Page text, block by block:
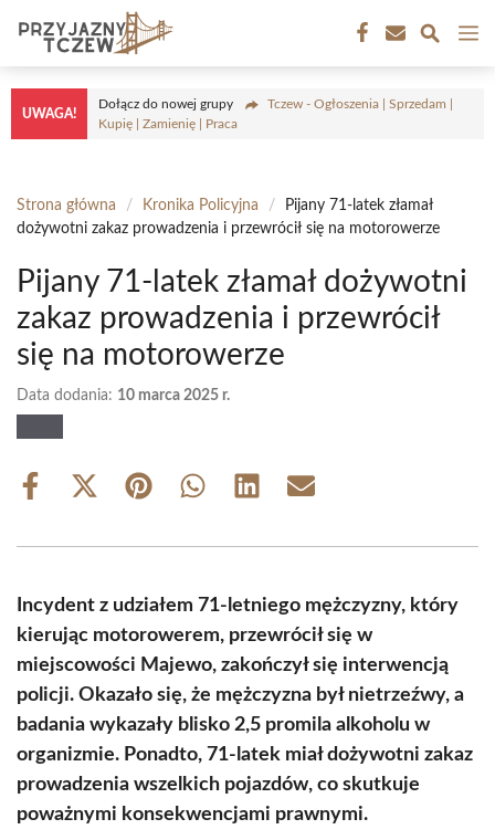
treści
UWAGA!
Dołącz do nowej grupy
Tczew - Ogłoszenia | Sprzedam |
Kupię | Zamienię | Praca
Strona główna / Kronika Policyjna /
Pijany 71-latek złamał
dożywotni zakaz prowadzenia i przewrócił się na motorowerze
Pijany 71-latek złamał dożywotni
zakaz prowadzenia i przewrócił
się na motorowerze
Data dodania: 10 marca 2025 r.
Share
Share
(Twitter)
Share Share Share Share
Incydent z udziałem 71-letniego mężczyzny, który
kierując motorowerem, przewrócił się w
miejscowości Majewo, zakończył się interwencją
policji. Okazało się, że mężczyzna był nietrzeźwy, a
badania wykazały blisko 2,5 promila alkoholu w
organizmie. Ponadto, 71-latek miał dożywotni zakaz
prowadzenia wszelkich pojazdów, co skutkuje
poważnymi konsekwencjami prawnymi.